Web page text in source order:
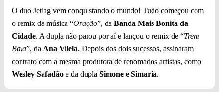
O duo Jetlag vem conquistando o mundo! Tudo começou com
o remix da música “Oração”, da Banda Mais Bonita da
Cidade. A dupla não parou por aí e lançou o remix de “Trem
Bala”, da Ana Vilela. Depois dos dois sucessos, assinaram
contrato com a mesma produtora de renomados artistas, como
Wesley Safadão e da dupla Simone e Simaria.